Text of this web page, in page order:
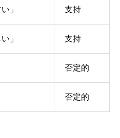
」 支持
」 支持
否定的
否定的